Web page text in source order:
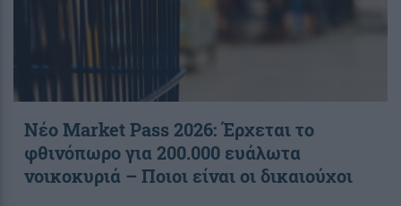
Νέο Market Pass 2026: Έρχεται το
φθινόπωρο για 200.000 ευάλωτα
νοικοκυριά – Ποιοι είναι οι δικαιούχοι